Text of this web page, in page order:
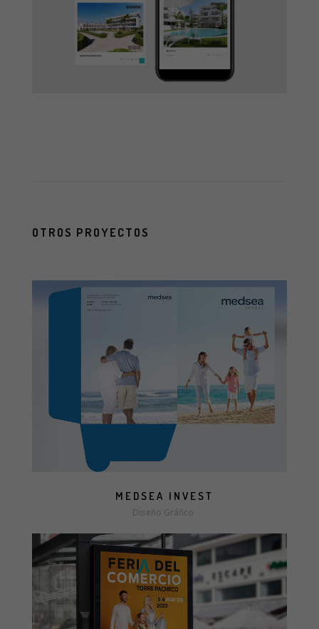
OTROS PROYECTOS
more info view larger
MEDSEA INVEST
Diseño Gráfico